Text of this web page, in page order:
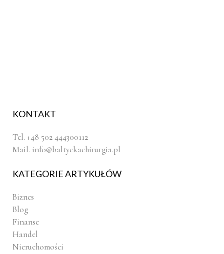
KONTAKT
Tel. +48 502 444300112
Mail. info@baltyckachirurgia.pl
KATEGORIE ARTYKUŁÓW
Biznes
Blog
Finanse
Handel
Nieruchomości